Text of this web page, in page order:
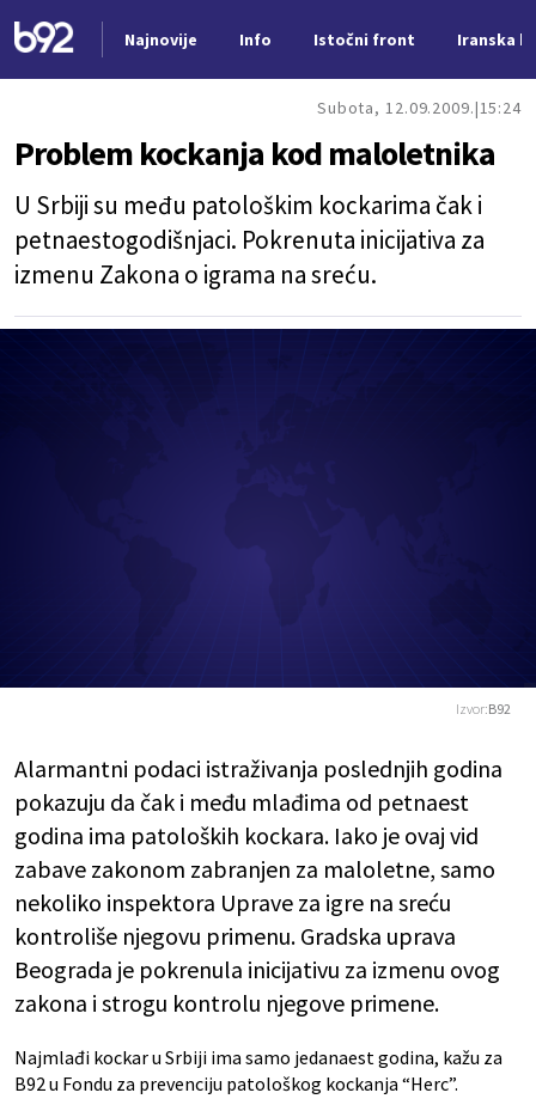
Najnovije Info Istočni front Iranska
Subota, 12.09.2009. 15:24
Problem kockanja kod maloletnika
U Srbiji su među patološkim kockarima čak i
petnaestogodišnjaci. Pokrenuta inicijativa za
izmenu Zakona o igrama na sreću.
Izvor:B92
Alarmantni podaci istraživanja poslednjih godina
pokazuju da čak i među mlađima od petnaest
godina ima patoloških kockara. Iako je ovaj vid
zabave zakonom zabranjen za maloletne, samo
nekoliko inspektora Uprave za igre na sreću
kontroliše njegovu primenu. Gradska uprava
Beograda je pokrenula inicijativu za izmenu ovog
zakona i strogu kontrolu njegove primene.
Najmlađi kockar u Srbiji ima samo jedanaest godina, kažu za
B92 u Fondu za prevenciju patološkog kockanja “Herc”.